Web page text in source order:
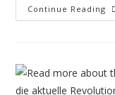
Continue Reading